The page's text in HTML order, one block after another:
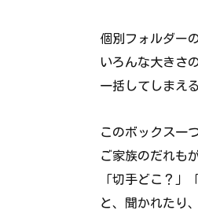
個別フォルダー
いろんな大きさ
一括してしまえ
このボックス一
ご家族のだれも
「切手どこ？」
と、聞かれたり